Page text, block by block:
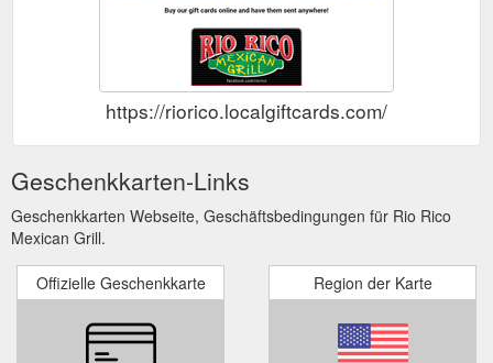
https://riorico.localgiftcards.com/
Geschenkkarten-Links
Geschenkkarten Webseite, Geschäftsbedingungen für Rio Rico
Mexican Grill.
Offizielle Geschenkkarte Region der Karte